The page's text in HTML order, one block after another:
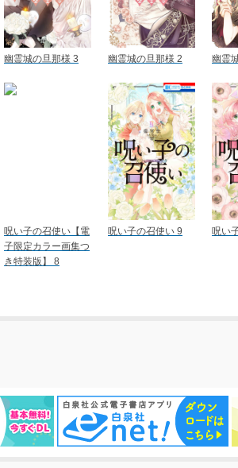
幽霊城の旦那様 3 幽霊城の旦那様 2 幽霊
呪い子の召使い【電
子限定カラー画集つ
き特装版】 8
呪い子の召使い 9 呪い